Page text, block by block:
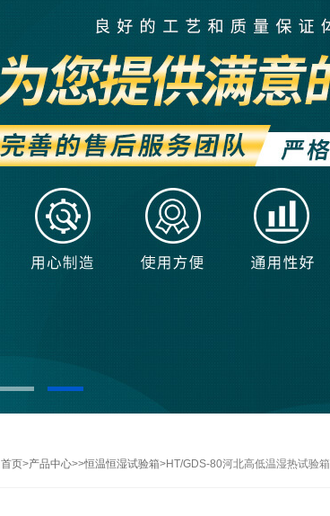
首页>产品中心>>恒温恒湿试验箱>HT/GDS-80河北高低温湿热试验箱